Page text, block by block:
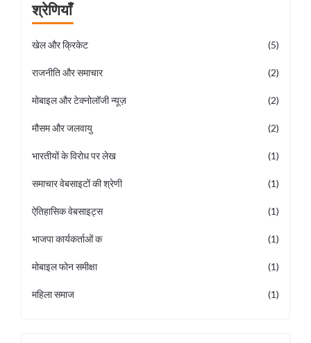
श्रेणियाँ
खेल और क्रिकेट (5)
राजनीति और समाचार (2)
मोबाइल और टेक्नोलॉजी न्यूज़ (2)
मौसम और जलवायु (2)
भारतीयों के विरोध पर लेख (1)
समाचार वेबसाइटों की श्रेणी (1)
ऐतिहासिक वेबसाइट्स (1)
भाजपा कार्यकर्ताओं क (1)
मोबाइल फोन समीक्षा (1)
महिला समाज (1)